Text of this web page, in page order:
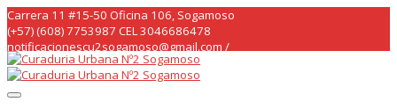
Skip
to
content
Carrera 11 #15-50 Oficina 106, Sogamoso
(+57) (608) 7753987 CEL 3046686478
notificacionescu2sogamoso@gmail.com /
curaduria2sogamoso@gmail.com /